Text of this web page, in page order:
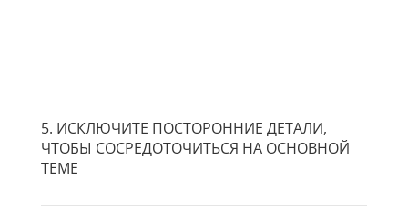
5. ИСКЛЮЧИТЕ ПОСТОРОННИЕ ДЕТАЛИ,
ЧТОБЫ СОСРЕДОТОЧИТЬСЯ НА ОСНОВНОЙ
ТЕМЕ